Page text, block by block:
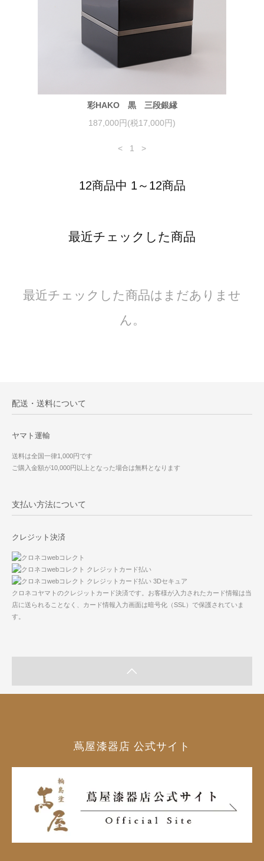
彩HAKO 黒 三段銀縁
187,000円(税17,000円)
< 1 >
12商品中 1～12商品
最近チェックした商品
最近チェックした商品はまだありませ
ん。
配送・送料について
ヤマト運輸
送料は全国一律1,000円です
ご購入金額が10,000円以上となった場合は無料となります
支払い方法について
クレジット決済
クロネコヤマトのクレジットカード決済です。お客様が入力されたカード情報は当
店に送られることなく、カード情報入力画面は暗号化（SSL）で保護されていま
す。
蔦屋漆器店 公式サイト